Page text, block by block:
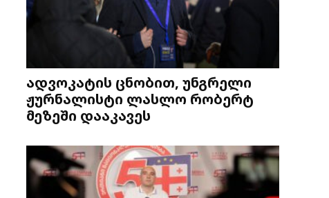
ადვოკატის ცნობით, უნგრელი
ჟურნალისტი ლასლო რობერტ
მეზეში დააკავეს